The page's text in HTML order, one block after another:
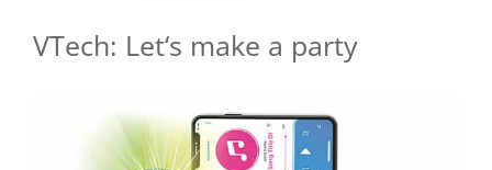
VTech: Let‘s make a party